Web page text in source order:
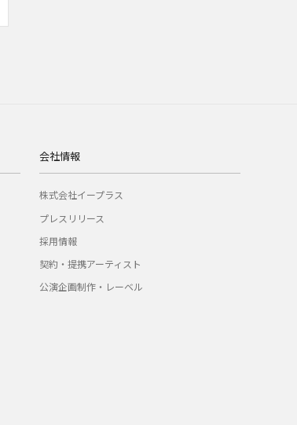
会社情報
株式会社イープラス
プレスリリース
採用情報
契約・提携アーティスト
公演企画制作・レーベル